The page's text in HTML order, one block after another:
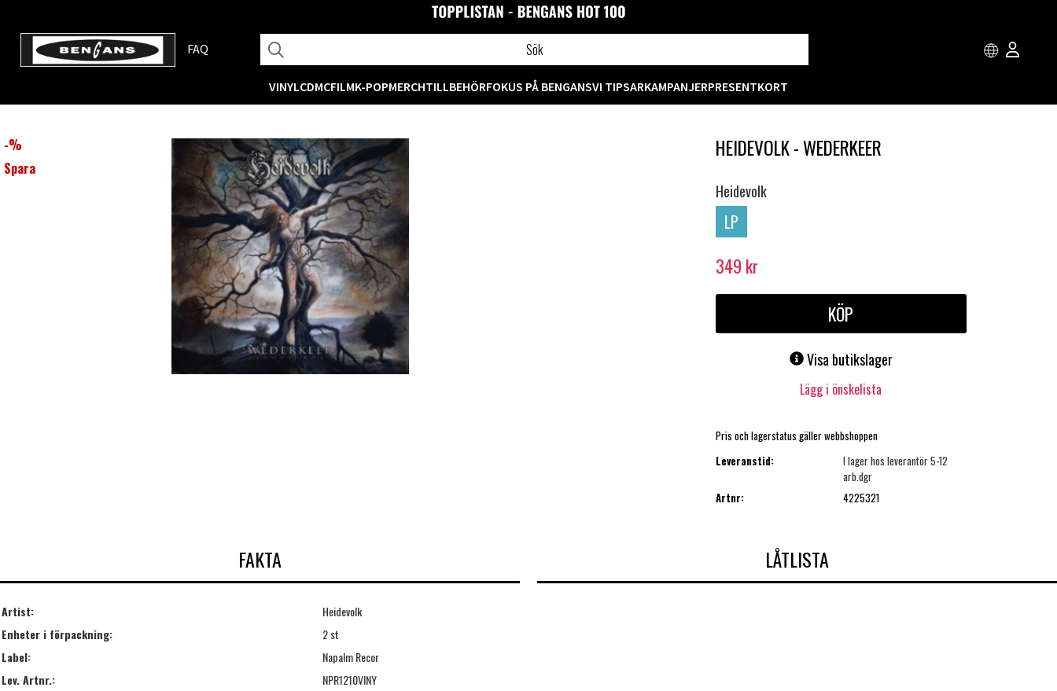
FAQ
VINYLCDMCFILMK-POPMERCHTILLBEHÖRFOKUS PÅ BENGANSVI TIPSARKAMPANJERPRESENTKORT
-%
Spara
HEIDEVOLK - WEDERKEER
Heidevolk
LP
349 kr
KÖP
Visa butikslager
Lägg i önskelista
Pris och lagerstatus gäller webbshoppen
Leveranstid:
I lager hos leverantör 5-12
arb.dgr
Artnr:
4225321
FAKTA
Artist:
Heidevolk
Enheter i förpackning:
2 st
Label:
Napalm Recor
Lev. Artnr.:
NPR1210VINY
LÅTLISTA